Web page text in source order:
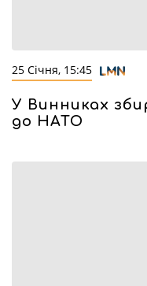
25 Січня, 15:45
У Винниках
до НАТО